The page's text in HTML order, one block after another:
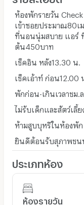
ห้องพักรายวัน
เข้าซอยประมาณ80เ
ที่นอนนุ่มสบาย แอร์ ที
ต้น450บาท
เช็คอิน หลัง13.30 น.
เช็คเอ้าท์ ก่อน12.00
พักก่อน-เกินเวลาชม.
ไม่รับเด็กและสัตว์เลี้ย
ห้ามสูบบุหรีในห้องพัก
ยินดีต้อนรับสุภาพชน
ประเภทห้อง
ห้องรายวัน